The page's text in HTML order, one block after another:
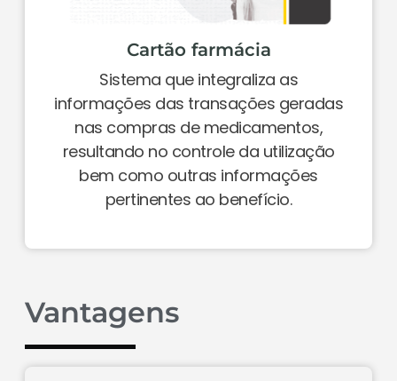
Cartão farmácia
Sistema que integraliza as
informações das transações geradas
nas compras de medicamentos,
resultando no controle da utilização
bem como outras informações
pertinentes ao benefício.
Vantagens